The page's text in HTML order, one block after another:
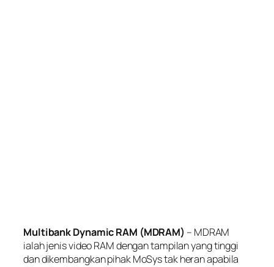
Multibank Dynamic RAM (MDRAM) – MDRAM
ialah jenis video RAM dengan tampilan yang tinggi
dan dikembangkan pihak MoSys tak heran apabila